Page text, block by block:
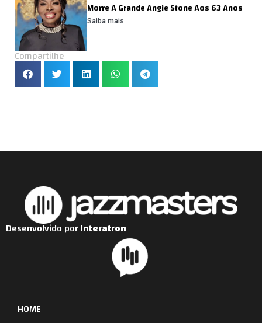
Morre A Grande Angie Stone Aos 63 Anos
Saiba mais
Compartilhe
HOME
Desenvolvido porInteratron